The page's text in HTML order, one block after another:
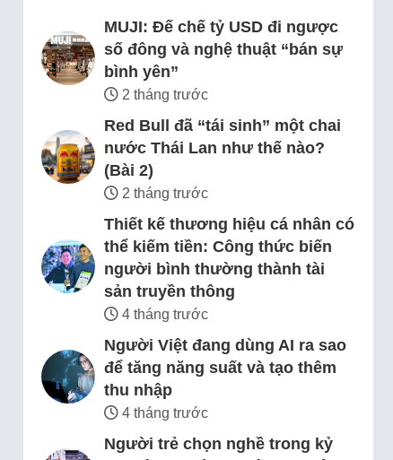
MUJI: Đế chế tỷ USD đi ngược
số đông và nghệ thuật “bán sự
bình yên”
2 tháng trước
Red Bull đã “tái sinh” một chai
nước Thái Lan như thế nào?
(Bài 2)
2 tháng trước
Thiết kế thương hiệu cá nhân có
thể kiếm tiền: Công thức biến
người bình thường thành tài
sản truyền thông
4 tháng trước
Người Việt đang dùng AI ra sao
để tăng năng suất và tạo thêm
thu nhập
4 tháng trước
Người trẻ chọn nghề trong kỷ